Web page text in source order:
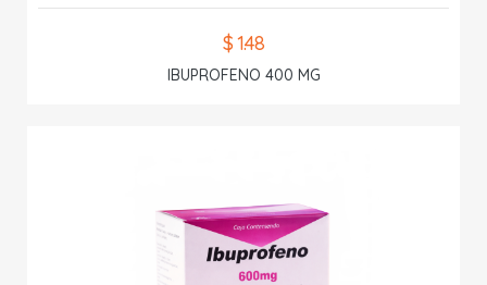
$ 1.48
IBUPROFENO 400 MG